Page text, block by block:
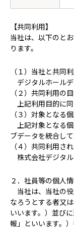
【共同利用】
当社は、以下のと
ります。
（１）当社と共同
デジタルホール
（２）共同利用の
上記利用目的に同
（３）対象となる
上記対象となる
ブデータを統合し
（４）共同利用さ
株式会社デジタ
２．社員等の個人
当社は、当社の
なろうとする者又
いいます。）並び
報」といいます。